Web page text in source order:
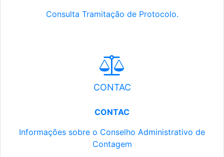
Consulta Tramitação de Protocolo.
CONTAC
CONTAC
Informações sobre o Conselho Administrativo de
Contagem